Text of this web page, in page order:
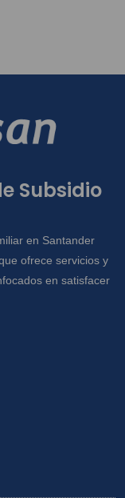
Subsidio
en Santander
ofrece servicios y
en satisfacer